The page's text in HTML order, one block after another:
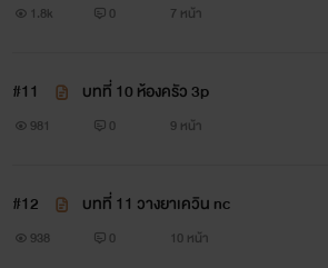
1.8k 0 7 หน้า
#11 บทที่ 10 ห้องครัว 3p
981 0 9 หน้า
#12 บทที่ 11 วางยาเควิน nc
938 0 10 หน้า